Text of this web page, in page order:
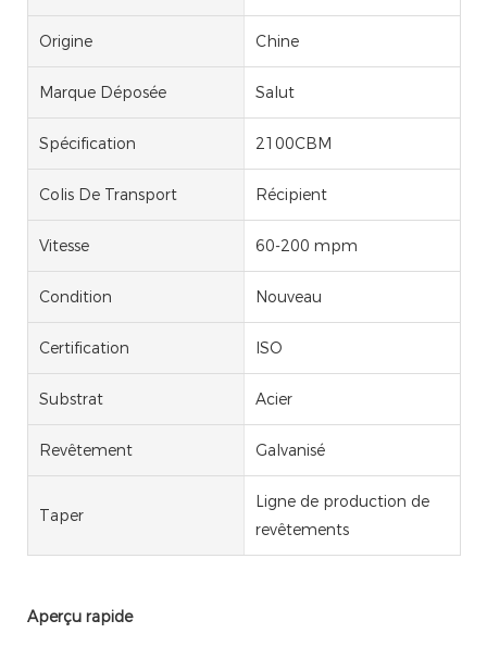
Origine Chine
Marque Déposée Salut
Spécification 2100CBM
Colis De Transport Récipient
Vitesse 60-200 mpm
Condition Nouveau
Certification ISO
Substrat Acier
Revêtement Galvanisé
Taper
Ligne de production de
revêtements
Aperçu rapide